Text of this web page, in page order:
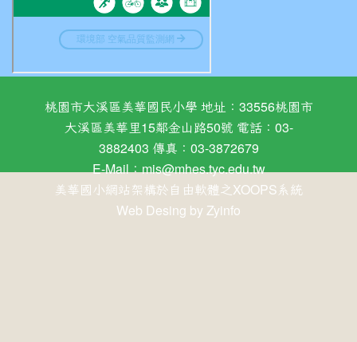
桃園市大溪區美華國民小學 地址：33556桃園市
大溪區美華里15鄰金山路50號 電話：03-
3882403 傳真：03-3872679
E-Mail：mis@mhes.tyc.edu.tw
美華國小網站架構於自由軟體之XOOPS系統
Web Desing by Zyinfo